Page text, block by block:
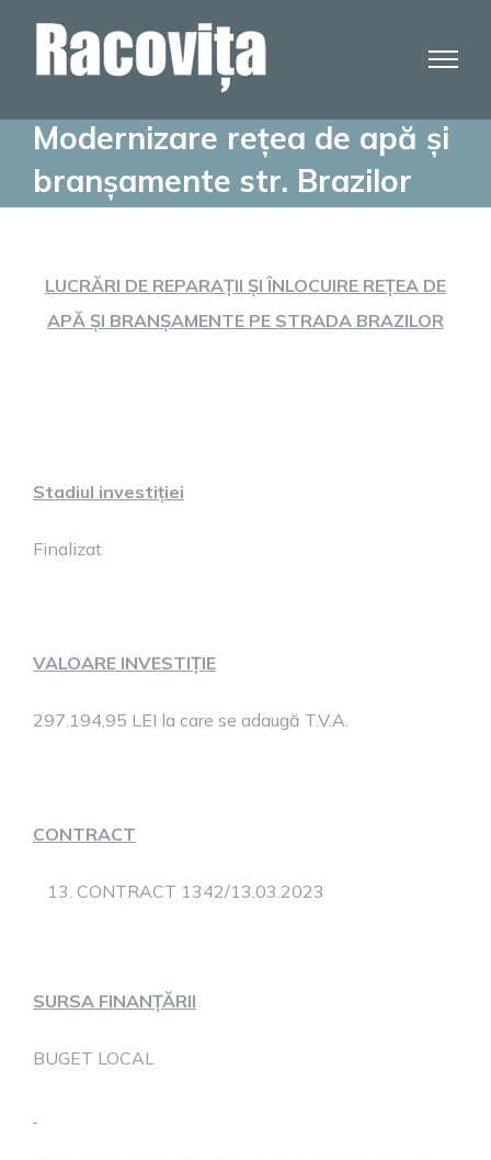
Modernizare rețea de apă și
branșamente str. Brazilor
LUCRĂRI DE REPARAȚII ȘI ÎNLOCUIRE REȚEA DE
APĂ ȘI BRANȘAMENTE PE STRADA BRAZILOR
Stadiul investiției
Finalizat
VALOARE INVESTIȚIE
297.194,95 LEI la care se adaugă T.V.A.
CONTRACT
CONTRACT 1342/13.03.2023
SURSA FINANȚĂRII
BUGET LOCAL